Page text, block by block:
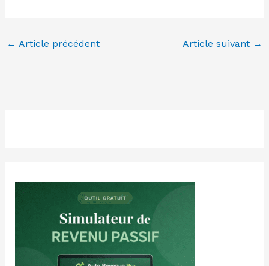
← Article précédent Article suivant →